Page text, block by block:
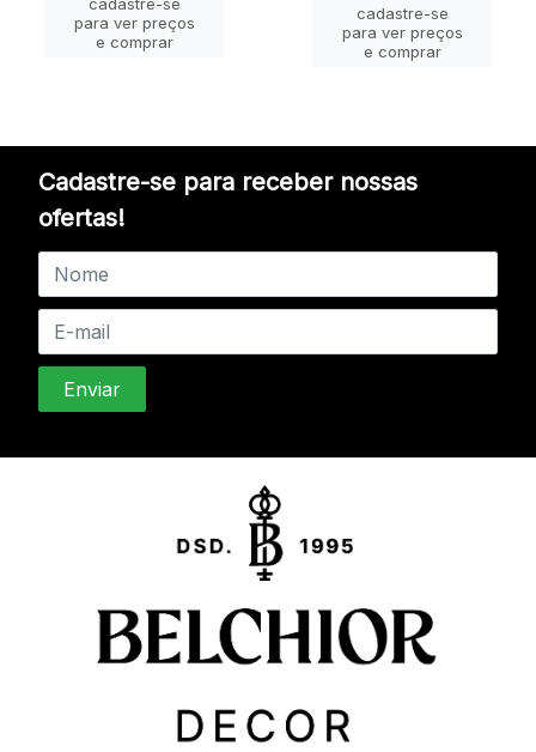
para ver preços
e comprar
cadastre-se
para ver preços
e comprar
Cadastre-se para receber nossas
ofertas!